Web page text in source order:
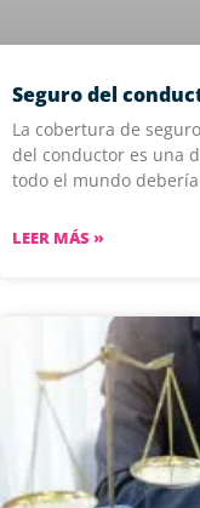
Seguro del
La cobertura de
del conductor es una
todo el mundo
LEER MÁS »